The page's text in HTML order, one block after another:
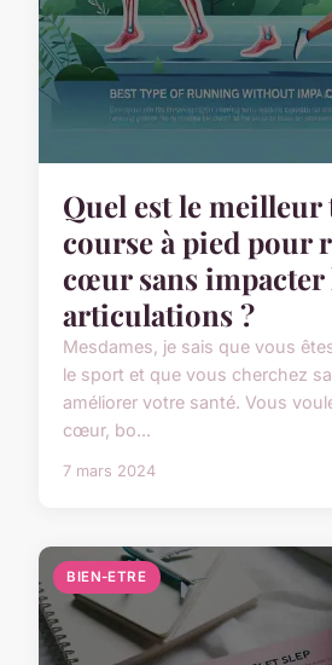
Quel est le meilleur
course à pied pour
cœur sans impacter
articulations ?
Mesdames, je sais que vous
le sport et que vous cherchez
améliorer votre santé. Vous
cœur, bo...
7 mars 2024
BIEN-ETRE